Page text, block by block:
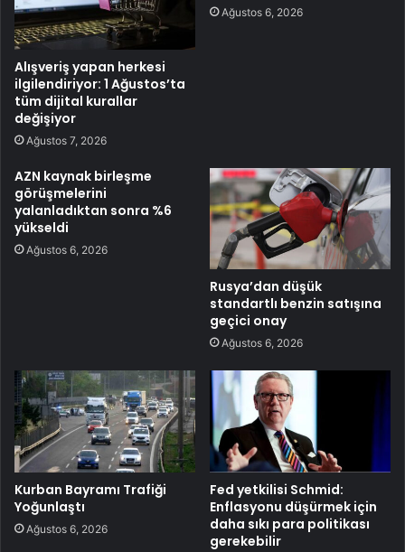
Alışveriş yapan herkesi
ilgilendiriyor: 1 Ağustos’ta
tüm dijital kurallar
değişiyor
Ağustos 7, 2026
Ağustos 6, 2026
AZN kaynak birleşme
görüşmelerini
yalanladıktan sonra %6
yükseldi
Ağustos 6, 2026
Rusya’dan düşük
standartlı benzin satışına
geçici onay
Ağustos 6, 2026
Kurban Bayramı Trafiği
Yoğunlaştı
Ağustos 6, 2026
Fed yetkilisi Schmid:
Enflasyonu düşürmek için
daha sıkı para politikası
gerekebilir